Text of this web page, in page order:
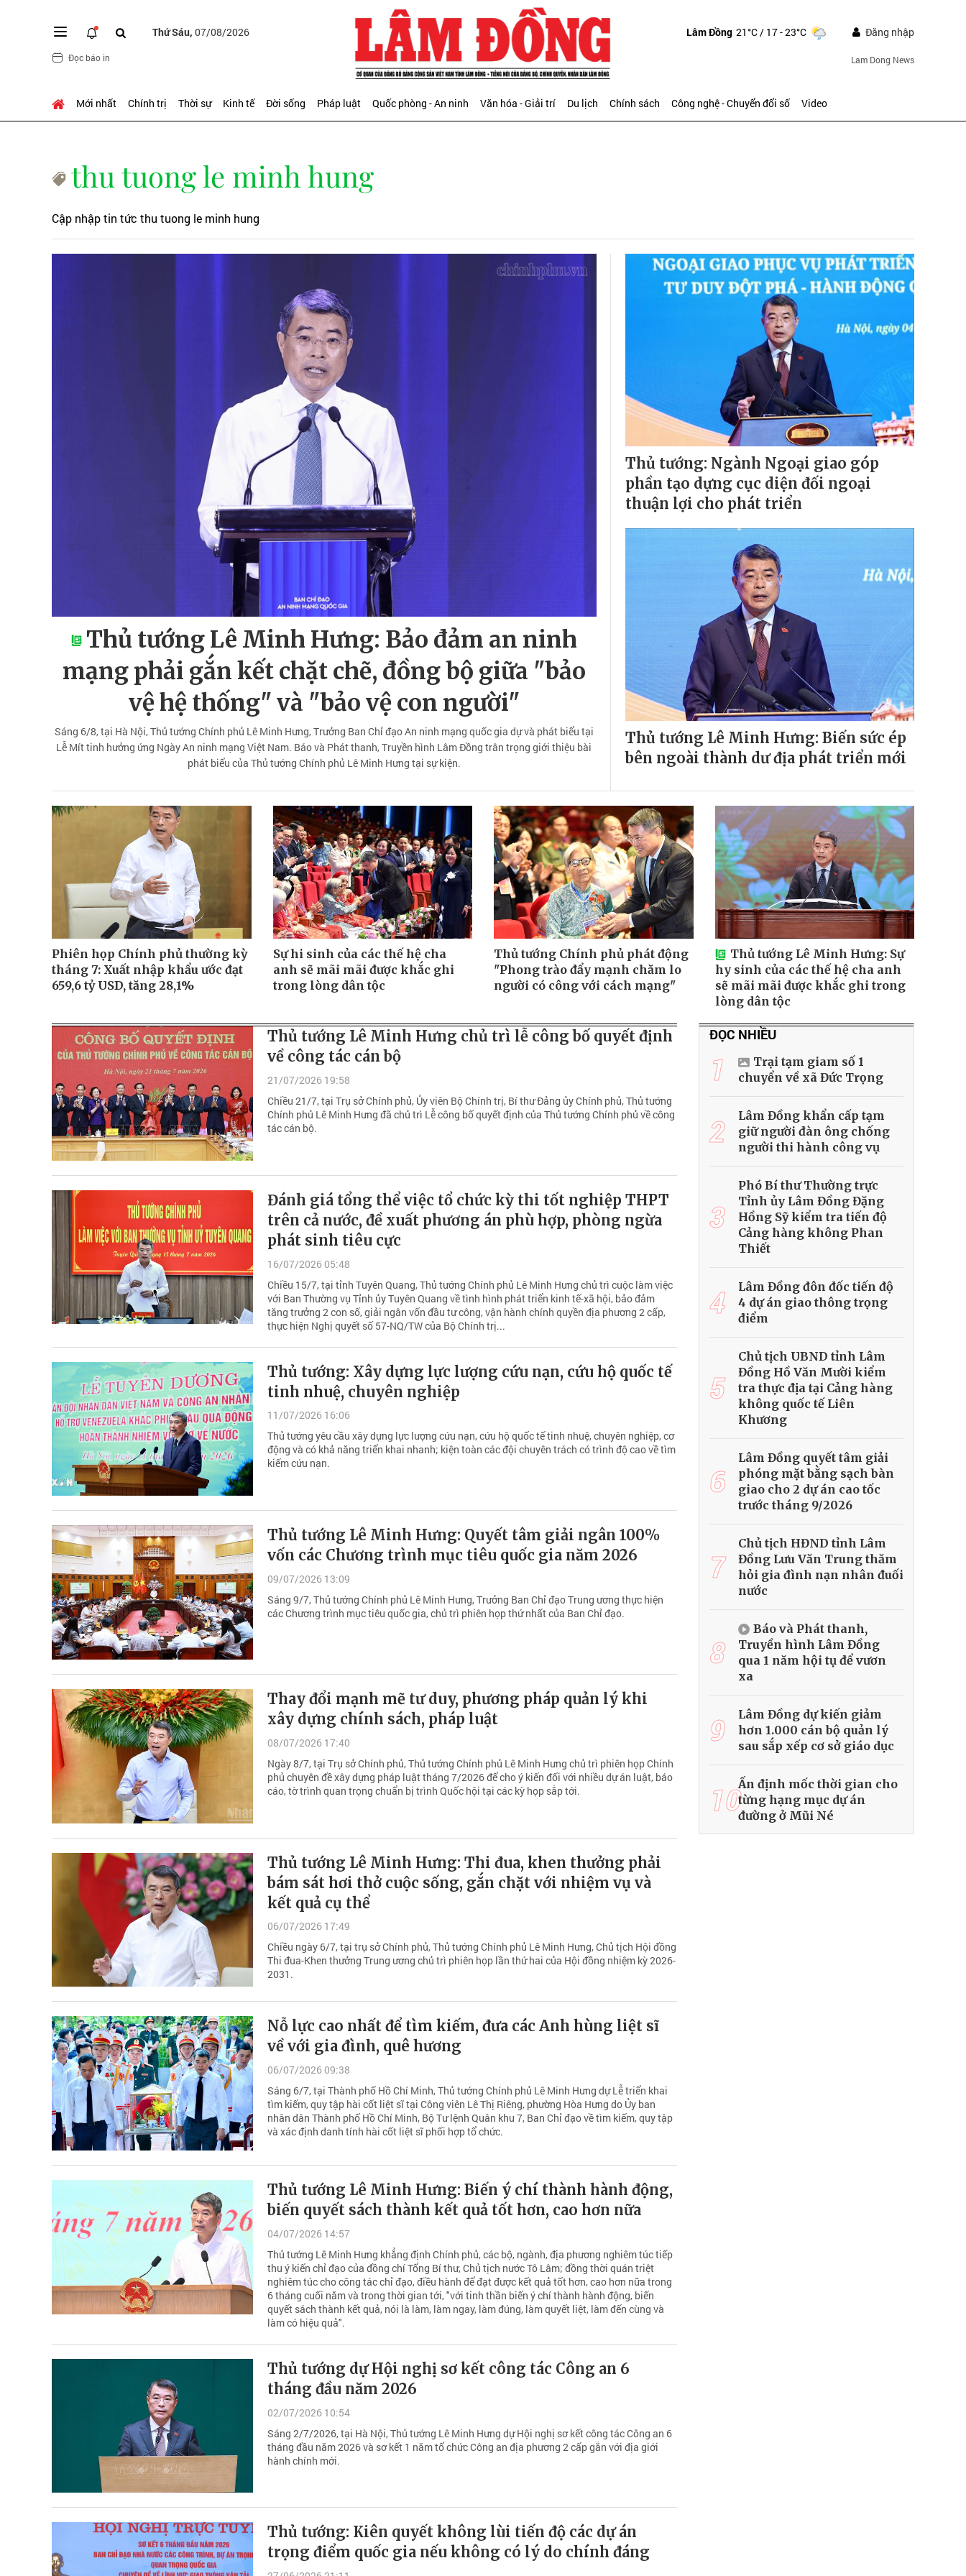
Thứ Sáu, 07/08/2026
Đọc báo in
Lâm Đồng 21°C/ 17 - 23°C Đăng nhập
Lam Dong News
Mới nhất Chính trị Thời sự Kinh tế Đời sống Pháp luật Quốc phòng - An ninh Văn hóa - Giải trí Du lịch Chính sách Công nghệ - Chuyển đổi số Video
thu tuong le minh hung
Cập nhập tin tức thu tuong le minh hung
Thủ tướng Lê Minh Hưng: Bảo đảm an ninh
mạng phải gắn kết chặt chẽ, đồng bộ giữa "bảo
vệ hệ thống" và "bảo vệ con người"
Sáng 6/8, tại Hà Nội, Thủ tướng Chính phủ Lê Minh Hưng, Trưởng Ban Chỉ đạo An ninh mạng quốc gia dự và phát biểu tại
Lễ Mít tinh hưởng ứng Ngày An ninh mạng Việt Nam. Báo và Phát thanh, Truyền hình Lâm Đồng trân trọng giới thiệu bài
phát biểu của Thủ tướng Chính phủ Lê Minh Hưng tại sự kiện.
Thủ tướng: Ngành Ngoại giao góp
phần tạo dựng cục diện đối ngoại
thuận lợi cho phát triển
Thủ tướng Lê Minh Hưng: Biến sức ép
bên ngoài thành dư địa phát triển mới
Phiên họp Chính phủ thường kỳ
tháng 7: Xuất nhập khẩu ước đạt
659,6 tỷ USD, tăng 28,1%
Sự hi sinh của các thế hệ cha
anh sẽ mãi mãi được khắc ghi
trong lòng dân tộc
Thủ tướng Chính phủ phát động
"Phong trào đẩy mạnh chăm lo
người có công với cách mạng"
Thủ tướng Lê Minh Hưng: Sự
hy sinh của các thế hệ cha anh
sẽ mãi mãi được khắc ghi trong
lòng dân tộc
Thủ tướng Lê Minh Hưng chủ trì lễ công bố quyết định
về công tác cán bộ
21/07/2026 19:58
Chiều 21/7, tại Trụ sở Chính phủ, Ủy viên Bộ Chính trị, Bí thư Đảng ủy Chính phủ, Thủ tướng
Chính phủ Lê Minh Hưng đã chủ trì Lễ công bố quyết định của Thủ tướng Chính phủ về công
tác cán bộ.
Đánh giá tổng thể việc tổ chức kỳ thi tốt nghiệp THPT
trên cả nước, đề xuất phương án phù hợp, phòng ngừa
phát sinh tiêu cực
16/07/2026 05:48
Chiều 15/7, tại tỉnh Tuyên Quang, Thủ tướng Chính phủ Lê Minh Hưng chủ trì cuộc làm việc
với Ban Thường vụ Tỉnh ủy Tuyên Quang về tình hình phát triển kinh tế-xã hội, bảo đảm
tăng trưởng 2 con số, giải ngân vốn đầu tư công, vận hành chính quyền địa phương 2 cấp,
thực hiện Nghị quyết số 57-NQ/TW của Bộ Chính trị...
Thủ tướng: Xây dựng lực lượng cứu nạn, cứu hộ quốc tế
tinh nhuệ, chuyên nghiệp
11/07/2026 16:06
Thủ tướng yêu cầu xây dựng lực lượng cứu nạn, cứu hộ quốc tế tinh nhuệ, chuyên nghiệp, cơ
động và có khả năng triển khai nhanh; kiện toàn các đội chuyên trách có trình độ cao về tìm
kiếm cứu nạn.
Thủ tướng Lê Minh Hưng: Quyết tâm giải ngân 100%
vốn các Chương trình mục tiêu quốc gia năm 2026
09/07/2026 13:09
Sáng 9/7, Thủ tướng Chính phủ Lê Minh Hưng, Trưởng Ban Chỉ đạo Trung ương thực hiện
các Chương trình mục tiêu quốc gia, chủ trì phiên họp thứ nhất của Ban Chỉ đạo.
Thay đổi mạnh mẽ tư duy, phương pháp quản lý khi
xây dựng chính sách, pháp luật
08/07/2026 17:40
Ngày 8/7, tại Trụ sở Chính phủ, Thủ tướng Chính phủ Lê Minh Hưng chủ trì phiên họp Chính
phủ chuyên đề xây dựng pháp luật tháng 7/2026 để cho ý kiến đối với nhiều dự án luật, báo
cáo, tờ trình quan trọng chuẩn bị trình Quốc hội tại các kỳ họp sắp tới.
Thủ tướng Lê Minh Hưng: Thi đua, khen thưởng phải
bám sát hơi thở cuộc sống, gắn chặt với nhiệm vụ và
kết quả cụ thể
06/07/2026 17:49
Chiều ngày 6/7, tại trụ sở Chính phủ, Thủ tướng Chính phủ Lê Minh Hưng, Chủ tịch Hội đồng
Thi đua-Khen thưởng Trung ương chủ trì phiên họp lần thứ hai của Hội đồng nhiệm kỳ 2026-
2031.
Nỗ lực cao nhất để tìm kiếm, đưa các Anh hùng liệt sĩ
về với gia đình, quê hương
06/07/2026 09:38
Sáng 6/7, tại Thành phố Hồ Chí Minh, Thủ tướng Chính phủ Lê Minh Hưng dự Lễ triển khai
tìm kiếm, quy tập hài cốt liệt sĩ tại Công viên Lê Thị Riêng, phường Hòa Hưng do Ủy ban
nhân dân Thành phố Hồ Chí Minh, Bộ Tư lệnh Quân khu 7, Ban Chỉ đạo về tìm kiếm, quy tập
và xác định danh tính hài cốt liệt sĩ phối hợp tổ chức.
Thủ tướng Lê Minh Hưng: Biến ý chí thành hành động,
biến quyết sách thành kết quả tốt hơn, cao hơn nữa
04/07/2026 14:57
Thủ tướng Lê Minh Hưng khẳng định Chính phủ, các bộ, ngành, địa phương nghiêm túc tiếp
thu ý kiến chỉ đạo của đồng chí Tổng Bí thư, Chủ tịch nước Tô Lâm; đồng thời quán triệt
nghiêm túc cho công tác chỉ đạo, điều hành để đạt được kết quả tốt hơn, cao hơn nữa trong
6 tháng cuối năm và trong thời gian tới, "với tinh thần biến ý chí thành hành động, biến
quyết sách thành kết quả, nói là làm, làm ngay, làm đúng, làm quyết liệt, làm đến cùng và
làm có hiệu quả".
Thủ tướng dự Hội nghị sơ kết công tác Công an 6
tháng đầu năm 2026
02/07/2026 10:54
Sáng 2/7/2026, tại Hà Nội, Thủ tướng Lê Minh Hưng dự Hội nghị sơ kết công tác Công an 6
tháng đầu năm 2026 và sơ kết 1 năm tổ chức Công an địa phương 2 cấp gắn với địa giới
hành chính mới.
Thủ tướng: Kiên quyết không lùi tiến độ các dự án
trọng điểm quốc gia nếu không có lý do chính đáng
ĐỌC NHIỀU
1
Trại tạm giam số 1
chuyển về xã Đức Trọng
2
Lâm Đồng khẩn cấp tạm
giữ người đàn ông chống
người thi hành công vụ
3
Phó Bí thư Thường trực
Tỉnh ủy Lâm Đồng Đặng
Hồng Sỹ kiểm tra tiến độ
Cảng hàng không Phan
Thiết
4
Lâm Đồng đôn đốc tiến độ
4 dự án giao thông trọng
điểm
5
Chủ tịch UBND tỉnh Lâm
Đồng Hồ Văn Mười kiểm
tra thực địa tại Cảng hàng
không quốc tế Liên
Khương
6
Lâm Đồng quyết tâm giải
phóng mặt bằng sạch bàn
giao cho 2 dự án cao tốc
trước tháng 9/2026
7
Chủ tịch HĐND tỉnh Lâm
Đồng Lưu Văn Trung thăm
hỏi gia đình nạn nhân đuối
nước
8
Báo và Phát thanh,
Truyền hình Lâm Đồng
qua 1 năm hội tụ để vươn
xa
9
Lâm Đồng dự kiến giảm
hơn 1.000 cán bộ quản lý
sau sắp xếp cơ sở giáo dục
10Ấn định mốc thời gian cho
từng hạng mục dự án
đường ở Mũi Né